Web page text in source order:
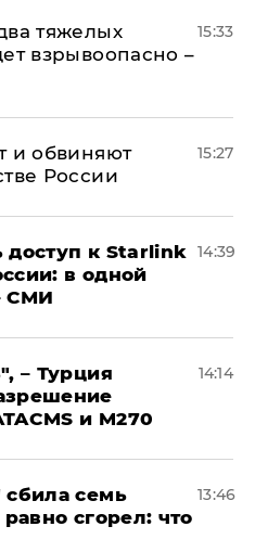
тяжелых
взрывоопасно –
15:33
и обвиняют
России
15:27
к Starlink
в одной
СМИ
14:39
– Турция
и M270
14:14
сбила семь
сгорел: что
13:46